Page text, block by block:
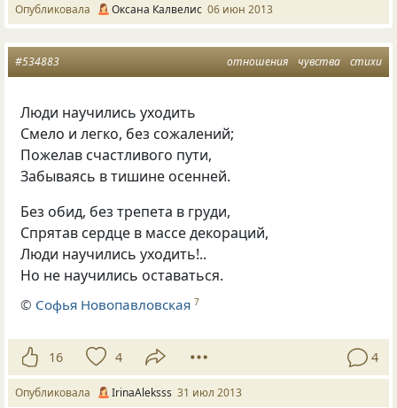
Опубликовала Оксана Калвелис 06 июн 2013
отношения чувства стихи
#534883
Люди научились уходить
Смело и легко, без сожалений;
Пожелав счастливого пути,
Забываясь в тишине осенней.
Без обид, без трепета в груди,
Спрятав сердце в массе декораций,
Люди научились уходить!..
Но не научились оставаться.
© Софья Новопавловская 7
16 4 4
Опубликовала IrinaAleksss 31 июл 2013